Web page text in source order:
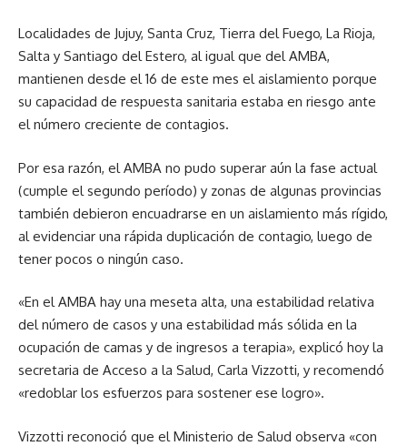
Localidades de Jujuy, Santa Cruz, Tierra del Fuego, La Rioja,
Salta y Santiago del Estero, al igual que del AMBA,
mantienen desde el 16 de este mes el aislamiento porque
su capacidad de respuesta sanitaria estaba en riesgo ante
el número creciente de contagios.
Por esa razón, el AMBA no pudo superar aún la fase actual
(cumple el segundo período) y zonas de algunas provincias
también debieron encuadrarse en un aislamiento más rígido,
al evidenciar una rápida duplicación de contagio, luego de
tener pocos o ningún caso.
«En el AMBA hay una meseta alta, una estabilidad relativa
del número de casos y una estabilidad más sólida en la
ocupación de camas y de ingresos a terapia», explicó hoy la
secretaria de Acceso a la Salud, Carla Vizzotti, y recomendó
«redoblar los esfuerzos para sostener ese logro».
Vizzotti reconoció que el Ministerio de Salud observa «con